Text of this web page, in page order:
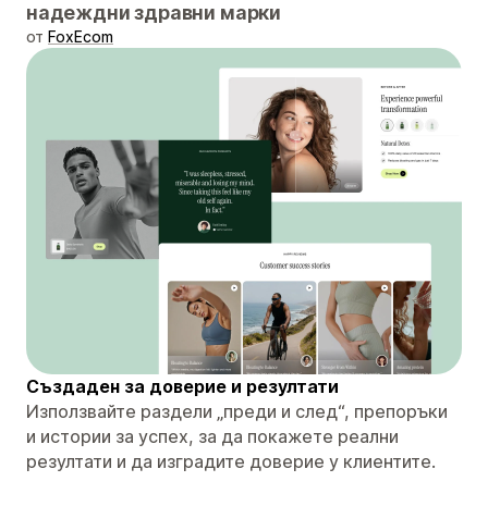
надеждни здравни марки
от FoxEcom
Създаден за доверие и резултати
Използвайте раздели „преди и след“, препоръки
и истории за успех, за да покажете реални
резултати и да изградите доверие у клиентите.